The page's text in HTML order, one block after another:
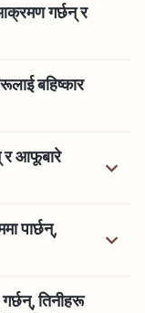
गर्छन् र
बहिष्कार
र आफूबारे
पार्छन्,
तिनीहरू